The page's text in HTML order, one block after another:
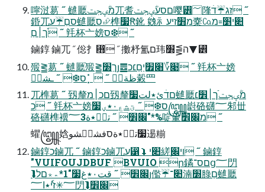
嚀㳡䓪 ˝ 䗯㕔מؓؠجت⺎耆םסעؓؠجت嘤꡾؅䧏זג☔דׄ ˝
錉⺎סםַ☔ע䗯㕔ס⮵榫׷Ꞧ鈋 㕙⺬מ׻זיע㰆㏇מ꞊׊י׵
ֿך׀םַ ˝ 㲔杯亠嫎ס❆ ˝
鏀錞 鏀⺎ ˝ 倊⺘⴫ ˝ 擻杼氳ם玮ה⪌׽⯆꡾
㱭⪒䓪 ˝ 䗯㕔ֿ㱭⪒ךֵ׽յ䷉׉؆׈׿יַםַ׆כ ˝ 㲔杯亠嫎
ס❆ ˝ ـشبٖ⡁ ˝ ظةذٜ糓⺲
⺎榫䓪 ˝ 䑒釐םכ׀מ䑒釐םדׄئ٭لت׷䗯㕔מؓؠجتֿך׀׾׆
כ ˝ 㲔杯亠嫎ס❆ ˝ ؾشع٠٭ؠ׷꧅嶎硌礴؅邾丗
硌礴榫䙫׌׾ ˝ تعٝ٭ة؅3"*%啶䡗מ׌׾ ˝
蠷꧅娢׷تعٝ٭ةסفشؠؓشو逷糋
鏀錞כ鏀⺎ ˝ 鏀錞כ鏀⺎ע⵱⮯׊י縒ֻױ׌ ˝ 鏀錞
"VUIFOUJDBUF BVUIO ր鐍םס־ց؅閁
⮯׌׾ ˝ قت٠٭غ׷"1*؞٭םלյ儖☔׊־湳׽䐂םַ䗯㕔
؅✳זיٗ٭ا؅閁⮯׌׾